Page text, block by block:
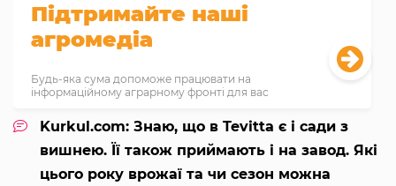
Підтримайте наші
агромедіа
Будь-яка сума допоможе працювати на
інформаційному аграрному фронті для вас
Kurkul.com: Знаю, що в Tevitta є і сади з
вишнею. Її також приймають і на завод. Які
цього року врожаї та чи сезон можна